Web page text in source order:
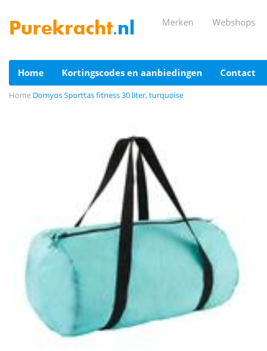
Purekracht.nl merken webshops
home kortingscodes en aanbiedingen contact
Home Domyos Sporttas fitness 30 liter, turquoise